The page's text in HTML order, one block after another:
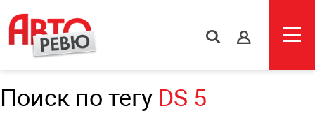
s
Поиск по тегу DS 5